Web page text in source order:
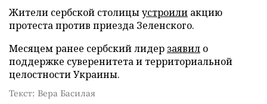
Жители сербской столицыустроили акцию
протеста против приезда Зеленского.
Месяцем ранее сербский лидер заявил о
поддержке суверенитета и территориальной
целостности Украины.
Текст: Вера Басилая